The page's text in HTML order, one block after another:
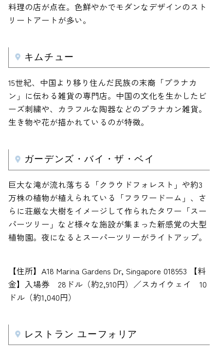
料理の店が点在。色鮮やかでモダンなデザインのスト
リートアートが多い。
キムチュー
15世紀、中国より移り住んだ民族の末裔「プラナカ
ン」に伝わる雑貨の専門店。中国の文化を生かしたビ
ーズ刺繍や、カラフルな陶器などのプラナカン雑貨。
生き物や花が描かれているのが特徴。
ガーデンズ・バイ・ザ・ベイ
巨大な滝が流れ落ちる「クラウドフォレスト」や約3
万株の植物が植えられている「フラワードーム」、さ
らに荘厳な大樹をイメージして作られたタワー「スー
パーツリー」など様々な施設が集まった新感覚の大型
植物園。夜になるとスーパーツリーがライトアップ。
【住所】A18 Marina Gardens Dr, Singapore 018953 【料
金】入場券 28ドル（約2,910円）／スカイウェイ 10
ドル（約1,040円）
レストラン ユーフォリア